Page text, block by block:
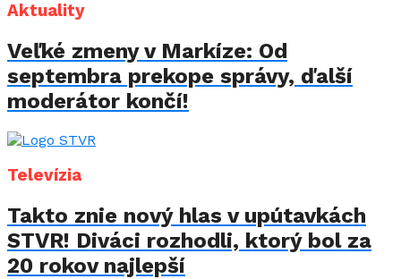
Aktuality
Veľké zmeny v Markíze: Od
septembra prekope správy, ďalší
moderátor končí!
Televízia
Takto znie nový hlas v upútavkách
STVR! Diváci rozhodli, ktorý bol za
20 rokov najlepší